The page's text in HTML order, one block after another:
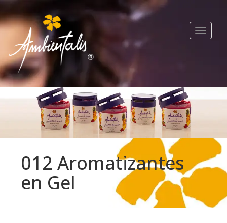
Toggle
012 Aromatizantes
en Gel